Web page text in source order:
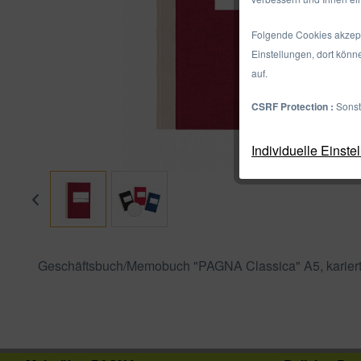
Geschäftsbuch/Memobuch "PAGNA Classica" A5,
Folgende Cookies
Einstellungen, dort
auf.
CSRF Protection :
Individuelle